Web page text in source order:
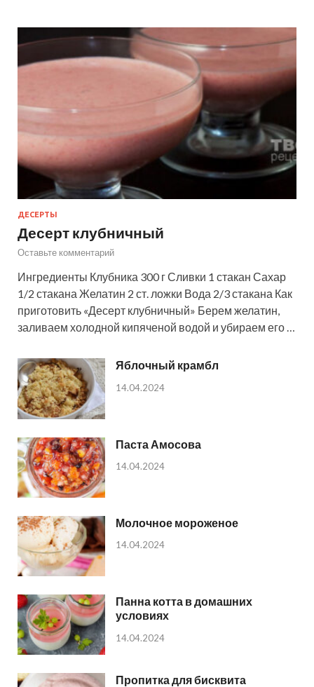
ДЕСЕРТЫ
Десерт клубничный
Оставьте комментарий
Ингредиенты Клубника 300 г Сливки 1 стакан Сахар
1/2 стакана Желатин 2 ст. ложки Вода 2/3 стакана Как
приготовить «Десерт клубничный» Берем желатин,
заливаем холодной кипяченой водой и убираем его …
Яблочный крамбл
14.04.2024
Паста Амосова
14.04.2024
Молочное мороженое
14.04.2024
Панна котта в домашних
условиях
14.04.2024
Пропитка для бисквита